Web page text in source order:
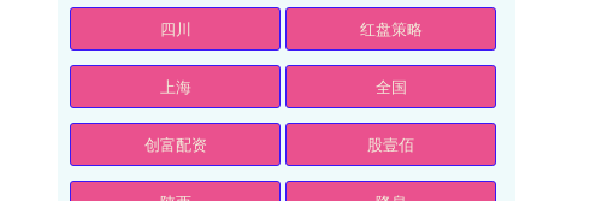
四川 红盘策略
上海 全国
创富配资 股壹佰